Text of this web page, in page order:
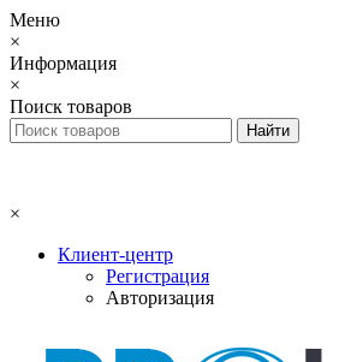
Меню
×
Информация
×
Поиск товаров
×
Клиент-центр
Регистрация
Авторизация